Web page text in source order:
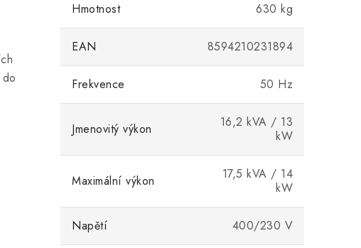
Hmotnost 630 kg
EAN 8594210231894
Frekvence 50 Hz
Jmenovitý výkon
16,2 kVA / 13
kW
Maximální výkon
17,5 kVA / 14
kW
Napětí 400/230 V